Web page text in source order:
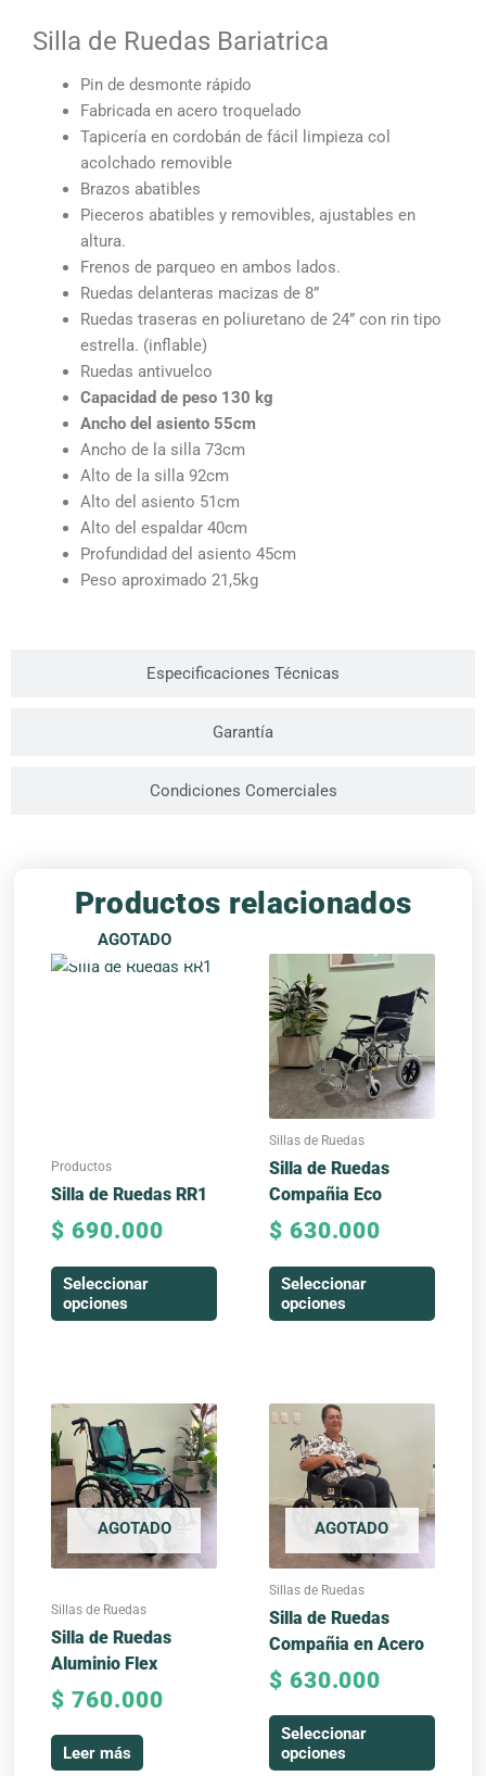
Especificaciones Técnicas
Garantía
Condiciones Comerciales
Silla de Ruedas Bariatrica
Pin de desmonte rápido
Fabricada en acero troquelado
Tapicería en cordobán de fácil limpieza col
acolchado removible
Brazos abatibles
Pieceros abatibles y removibles, ajustables en
altura.
Frenos de parqueo en ambos lados.
Ruedas delanteras macizas de 8”
Ruedas traseras en poliuretano de 24” con rin tipo
estrella. (inflable)
Ruedas antivuelco
Capacidad de peso 130 kg
Ancho del asiento 55cm
Ancho de la silla 73cm
Alto de la silla 92cm
Alto del asiento 51cm
Alto del espaldar 40cm
Profundidad del asiento 45cm
Peso aproximado 21,5kg
Productos relacionados
AGOTADO
Productos
Silla de Ruedas RR1
$ 690.000
Seleccionar
opciones
Este
producto
pueden
elegir
la
página
de
producto
Sillas de Ruedas
Silla de Ruedas
Compañia Eco
$ 630.000
Seleccionar
opciones
Este
producto
tiene
múltiples
variantes.
Las
opciones
se
pueden
elegir
la
página
de
producto
AGOTADO
Sillas de Ruedas
Silla de Ruedas
Aluminio Flex
$ 760.000
Leer más
AGOTADO
Sillas de Ruedas
Silla de Ruedas
Compañia en Acero
$ 630.000
Seleccionar
opciones
Este
producto
tiene
múltiples
variantes.
opciones
se
pueden
elegir
la
página
de
producto